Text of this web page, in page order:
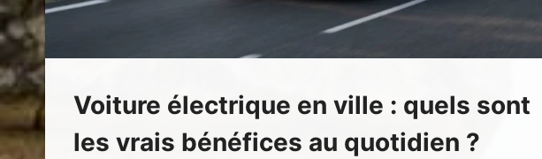
Voiture électrique en ville : quels sont
les vrais bénéfices au quotidien ?